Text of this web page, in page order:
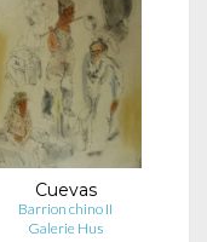
Cuevas
Barrion chino II
Galerie Hus